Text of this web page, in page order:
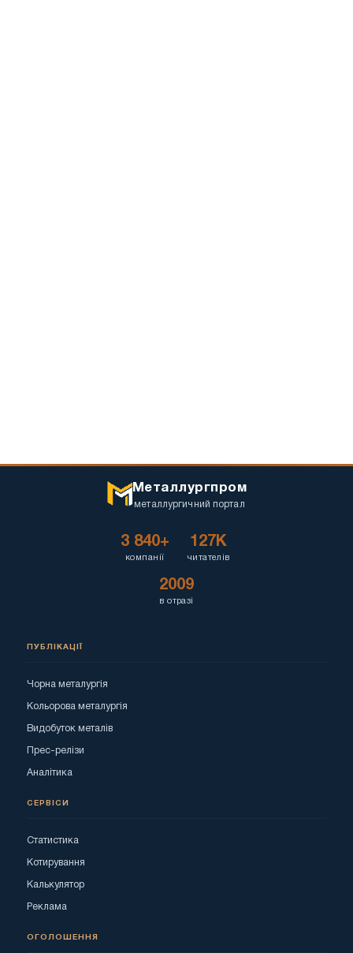
Металлургпром
металлургичний портал
3 840+
компанії
127K
читателів
2009
в отразі
ПУБЛІКАЦІЇ
Чорна металургія
Кольорова металургія
Видобуток металів
Прес-релізи
Аналітика
СЕРВІСИ
Статистика
Котирування
Калькулятор
Реклама
ОГОЛОШЕННЯ